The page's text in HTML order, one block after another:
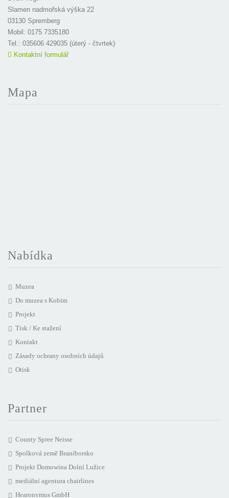
Slamen nadmořská výška 22
03130 Spremberg
Mobil: 0175 7335180
Tel.: 035606 429035 (úterý - čtvrtek)
Kontaktní formulář
Mapa
Nabídka
Muzea
Do muzea s Kobim
Projekt
Tisk / Ke stažení
Kontakt
Zásady ochrany osobních údajů
Otisk
Partner
County Spree Neisse
Spolková země Braniborsko
Projekt Domowina Dolní Lužice
mediální agentura chairlines
Hearonymus GmbH